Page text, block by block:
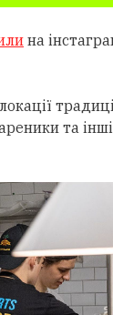
на
та інші